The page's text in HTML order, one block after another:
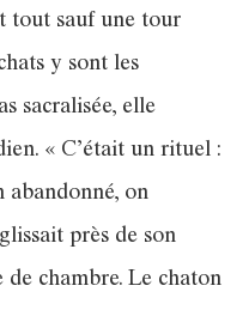
tout sauf une tour
y sont les
sacralisée, elle
« C’était un rituel :
abandonné, on
près de son
chambre. Le chaton